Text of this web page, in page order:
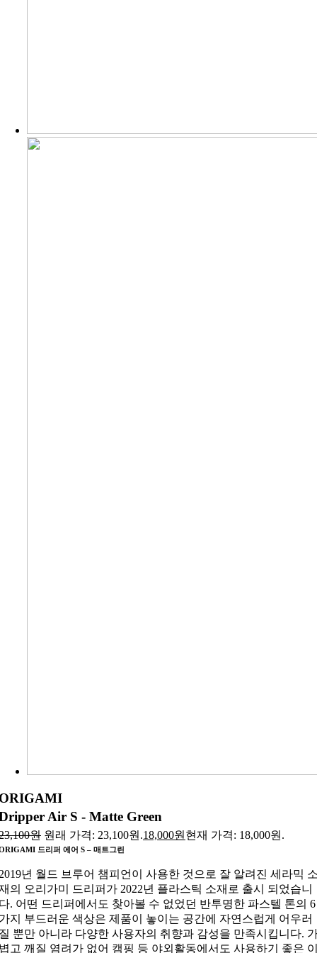
Air S - Matte Green
원 원래 가격: 23,100원.18,000원 현재 가격: 18,000원.
드리퍼 에어 S – 매트그린
년 월드 브루어 챔피언이 사용한 것으로 잘 알려진 세라믹
의 오리가미 드리퍼가 2022년 플라스틱 소재로 출시 되었습니
. 어떤 드리퍼에서도 찾아볼 수 없었던 반투명한 파스텔 톤의 6
지 부드러운 색상은 제품이 놓이는 공간에 자연스럽게 어우러
뿐만 아니라 다양한 사용자의 취향과 감성을 만족시킵니다.
고 깨질 염려가 없어 캠핑 등 야외활동에서도 사용하기 좋은